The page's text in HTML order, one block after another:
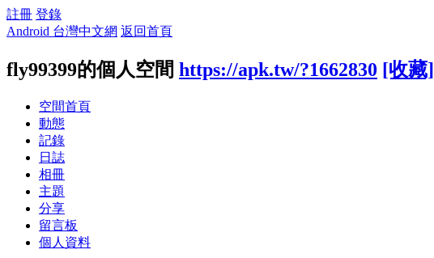
註冊 登錄
Android 台灣中文網 返回首頁
fly99399的個人空間 https://apk.tw/?1662830 [收藏]
空間首頁
動態
記錄
日誌
相冊
主題
分享
留言板
個人資料